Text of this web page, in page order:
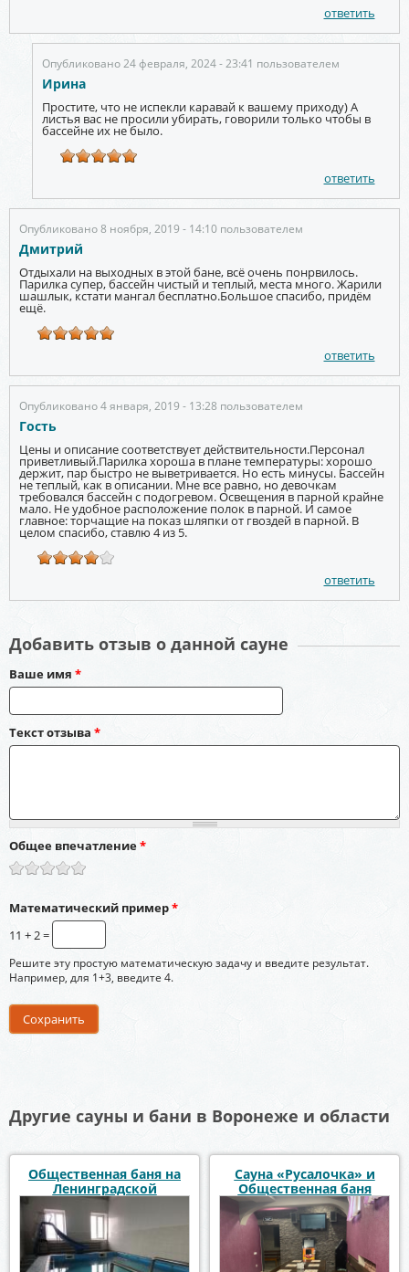
ответить
Опубликовано 24 февраля, 2024 - 23:41 пользователем
Ирина
Простите, что не испекли каравай к вашему приходу) А
листья вас не просили убирать, говорили только чтобы в
бассейне их не было.
ответить
Опубликовано 8 ноября, 2019 - 14:10 пользователем
Дмитрий
Отдыхали на выходных в этой бане, всё очень понрвилось.
Парилка супер, бассейн чистый и теплый, места много. Жарили
шашлык, кстати мангал бесплатно.Большое спасибо, придём
ещё.
ответить
Опубликовано 4 января, 2019 - 13:28 пользователем
Гость
Цены и описание соответствует действительности.Персонал
приветливый.Парилка хороша в плане температуры: хорошо
держит, пар быстро не выветривается. Но есть минусы. Бассейн
не теплый, как в описании. Мне все равно, но девочкам
требовался бассейн с подогревом. Освещения в парной крайне
мало. Не удобное расположение полок в парной. И самое
главное: торчащие на показ шляпки от гвоздей в парной. В
целом спасибо, ставлю 4 из 5.
ответить
Добавить отзыв о данной сауне
Ваше имя *
Текст отзыва *
Общее впечатление*
Математический пример*
11 + 2 =
Решите эту простую математическую задачу и введите результат.
Например, для 1+3, введите 4.
Другие сауны и бани в Воронеже и области
Общественная баня на
Ленинградской
Сауна «Русалочка» и
Общественная баня